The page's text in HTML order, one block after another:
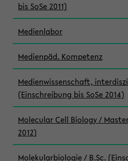
bis SoSe 2011)
Medienlabor
Medienpäd. Kompetenz
Medienwissenschaft,
(Einschreibung bis SoSe 2014)
Molecular Cell Biology /
2012)
Molekularbiologie / B.Sc.